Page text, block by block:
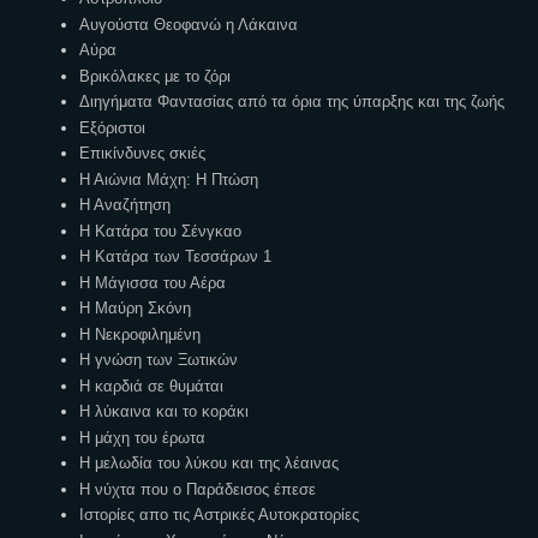
Αυγούστα Θεοφανώ η Λάκαινα
Αύρα
Βρικόλακες με το ζόρι
Διηγήματα Φαντασίας από τα όρια της ύπαρξης και της ζωής
Εξόριστοι
Επικίνδυνες σκιές
Η Αιώνια Μάχη: Η Πτώση
Η Αναζήτηση
Η Κατάρα του Σένγκαο
Η Κατάρα των Τεσσάρων 1
Η Μάγισσα του Αέρα
Η Μαύρη Σκόνη
Η Νεκροφιλημένη
Η γνώση των Ξωτικών
Η καρδιά σε θυμάται
Η λύκαινα και το κοράκι
Η μάχη του έρωτα
Η μελωδία του λύκου και της λέαινας
Η νύχτα που ο Παράδεισος έπεσε
Ιστορίες απο τις Αστρικές Αυτοκρατορίες